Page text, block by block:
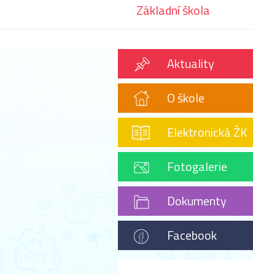
Základní škola
Aktuality
O škole
Elektronická ŽK
Fotogalerie
Dokumenty
Facebook